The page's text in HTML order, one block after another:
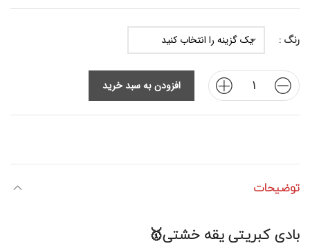
رنگ :
افزودن به سبد خرید
توضیحات
بادی کبریتی یقه خشتی🥇